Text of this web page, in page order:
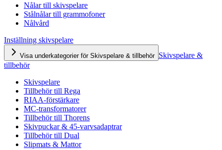
Nålar till skivspelare
Stålnålar till grammofoner
Nålvård
Inställning skivspelare
Visa underkategorier för Skivspelare & tillbehör Skivspelare &
tillbehör
Skivspelare
Tillbehör till Rega
RIAA-förstärkare
MC-transformatorer
Tillbehör till Thorens
Skivpuckar & 45-varvsadaptrar
Tillbehör till Dual
Slipmats & Mattor